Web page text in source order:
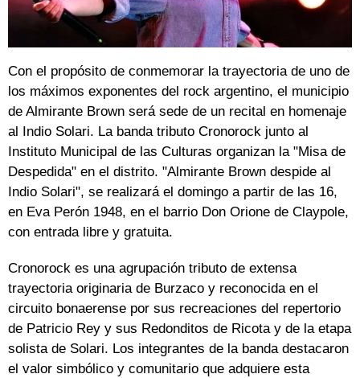
Con el propósito de conmemorar la trayectoria de uno de
los máximos exponentes del rock argentino, el municipio
de Almirante Brown será sede de un recital en homenaje
al Indio Solari. La banda tributo Cronorock junto al
Instituto Municipal de las Culturas organizan la "Misa de
Despedida" en el distrito. "Almirante Brown despide al
Indio Solari", se realizará el domingo a partir de las 16,
en Eva Perón 1948, en el barrio Don Orione de Claypole,
con entrada libre y gratuita.
Cronorock es una agrupación tributo de extensa
trayectoria originaria de Burzaco y reconocida en el
circuito bonaerense por sus recreaciones del repertorio
de Patricio Rey y sus Redonditos de Ricota y de la etapa
solista de Solari. Los integrantes de la banda destacaron
el valor simbólico y comunitario que adquiere esta